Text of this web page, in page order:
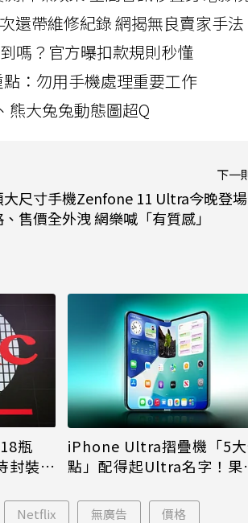
還帶維修紀錄 網揭無良賣家手法
嗎？官方曝扣款規則秒懂
：勿用手機處理重要工作
熊大兔兔動態圖超Q
下一
大尺寸手機Zenfone 11 Ultra今晚登
售價全外洩 網樂喊「有質感」
瓶
封裝晶
iPhone Ultra摺疊機「5
點」配得起Ultra名字！果
Netflix 無廣告 價格